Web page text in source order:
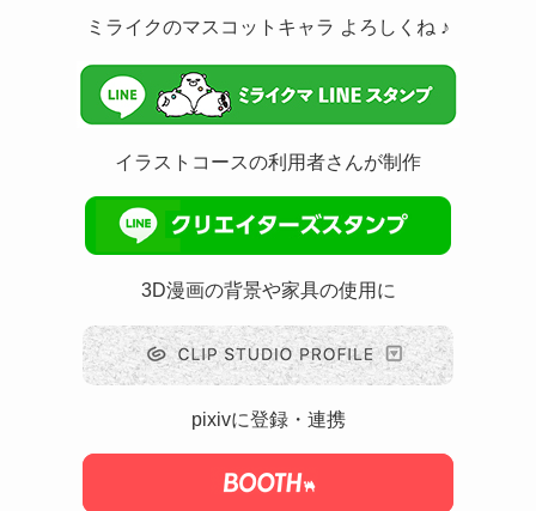
ミライクのマスコットキャラ よろしくね ♪
イラストコースの利用者さんが制作
3D漫画の背景や家具の使用に
pixivに登録・連携